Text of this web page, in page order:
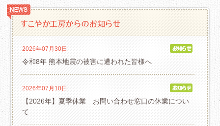
2026年07月30日
令和8年 熊本地震の被害に遭われた皆様へ
2026年07月10日
【2026年】夏季休業 お問い合わせ窓口の休業につい
て